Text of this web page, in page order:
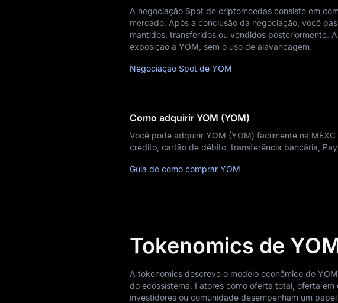
A negociação Spot de criptomoedas consiste em
mercado. Após a conclusão da negociação, você
mantidos, transferidos ou vendidos posteriormente.
exposição a YOM, sem o uso de alavancagem.
Negociação Spot de YOM
Como adquirir YOM (YOM)
Você pode adquirir YOM (YOM) facilmente na
crédito, cartão de débito, transferência bancária,
Guia de como comprar YOM
Tokenomics de
A tokenomics descreve o modelo econômico de
do ecossistema. Fatores como oferta total, oferta
investidores ou comunidade desempenham um